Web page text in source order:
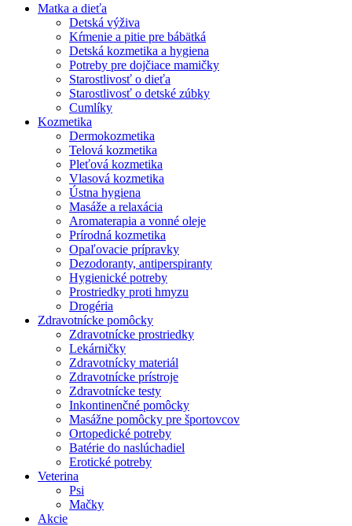
Matka a dieťa
Detská výživa
Kŕmenie a pitie pre bábätká
Detská kozmetika a hygiena
Potreby pre dojčiace mamičky
Starostlivosť o dieťa
Starostlivosť o detské zúbky
Cumlíky
Kozmetika
Dermokozmetika
Telová kozmetika
Pleťová kozmetika
Vlasová kozmetika
Ústna hygiena
Masáže a relaxácia
Aromaterapia a vonné oleje
Prírodná kozmetika
Opaľovacie prípravky
Dezodoranty, antiperspiranty
Hygienické potreby
Prostriedky proti hmyzu
Drogéria
Zdravotnícke pomôcky
Zdravotnícke prostriedky
Lekárničky
Zdravotnícky materiál
Zdravotnícke prístroje
Zdravotnícke testy
Inkontinenčné pomôcky
Masážne pomôcky pre športovcov
Ortopedické potreby
Batérie do naslúchadiel
Erotické potreby
Veterina
Psi
Mačky
Akcie